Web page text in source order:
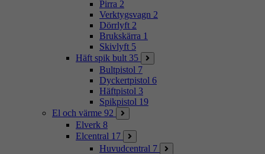
Pirra 2
Verktygsvagn 2
Dörrlyft 2
Brukskärra 1
Skivlyft 5
Häft spik bult 35
Bultpistol 7
Dyckertpistol 6
Häftpistol 3
Spikpistol 19
El och värme 92
Elverk 8
Elcentral 17
Huvudcentral 7